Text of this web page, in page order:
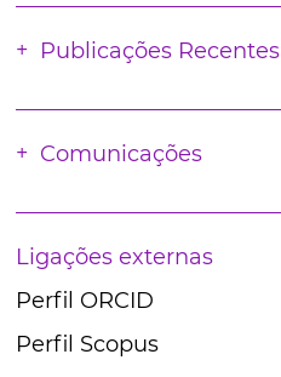
Publicações Recentes
Comunicações
Ligações externas
Perfil ORCID
Perfil Scopus